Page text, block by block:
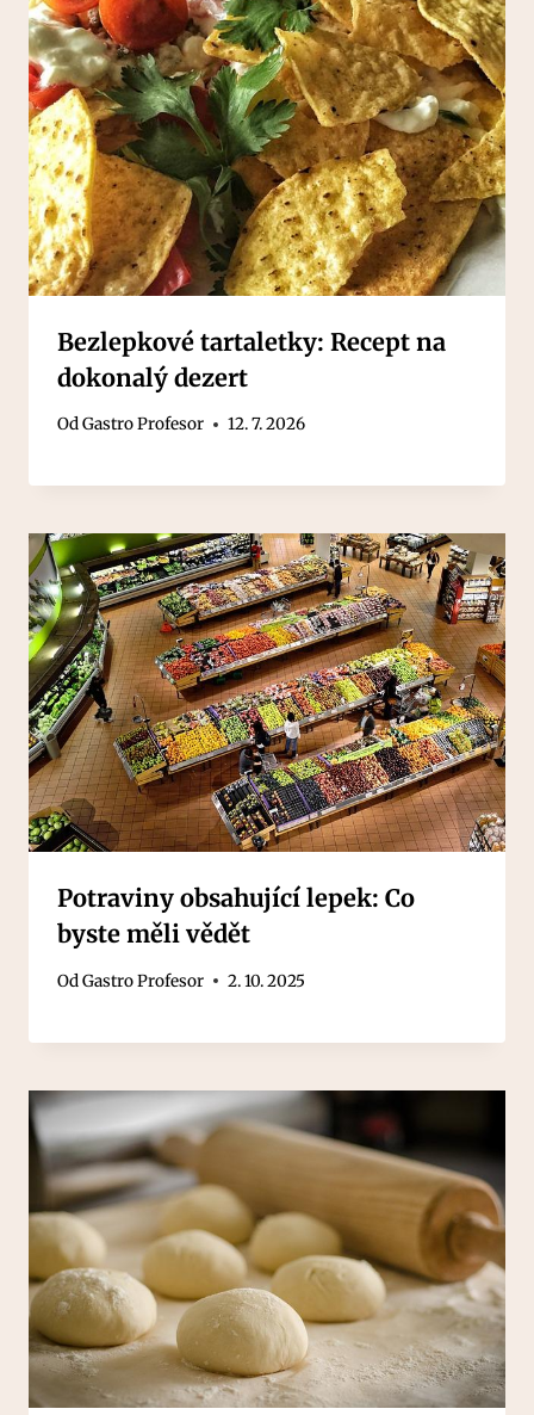
Bezlepkové tartaletky: Recept na
dokonalý dezert
OdGastro Profesor 12. 7. 2026
Potraviny obsahující lepek: Co
byste měli vědět
OdGastro Profesor 2. 10. 2025